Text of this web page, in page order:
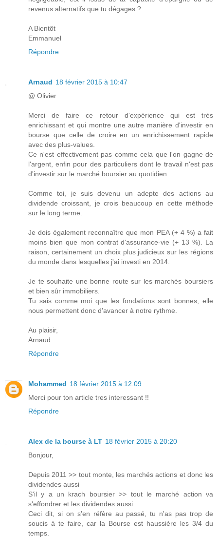
revenus alternatifs que tu dégages ?
A Bientôt
Emmanuel
Répondre
Arnaud 18 février 2015 à 10:47
@ Olivier
Merci de faire ce retour d'expérience qui est très
enrichissant et qui montre une autre manière d'investir en
bourse que celle de croire en un enrichissement rapide
avec des plus-values.
Ce n'est effectivement pas comme cela que l'on gagne de
l'argent, enfin pour des particuliers dont le travail n'est pas
d'investir sur le marché boursier au quotidien.
Comme toi, je suis devenu un adepte des actions au
dividende croissant, je crois beaucoup en cette méthode
sur le long terme.
Je dois également reconnaître que mon PEA (+ 4 %) a fait
moins bien que mon contrat d'assurance-vie (+ 13 %). La
raison, certainement un choix plus judicieux sur les régions
du monde dans lesquelles j'ai investi en 2014.
Je te souhaite une bonne route sur les marchés boursiers
et bien sûr immobiliers.
Tu sais comme moi que les fondations sont bonnes, elle
nous permettent donc d'avancer à notre rythme.
Au plaisir,
Arnaud
Répondre
Mohammed 18 février 2015 à 12:09
Merci pour ton article tres interessant !!
Répondre
Alex de la bourse à LT 18 février 2015 à 20:20
Bonjour,
Depuis 2011 >> tout monte, les marchés actions et donc les
dividendes aussi
S'il y a un krach boursier >> tout le marché action va
s'effondrer et les dividendes aussi
Ceci dit, si on s'en réfère au passé, tu n'as pas trop de
soucis à te faire, car la Bourse est haussière les 3/4 du
temps.